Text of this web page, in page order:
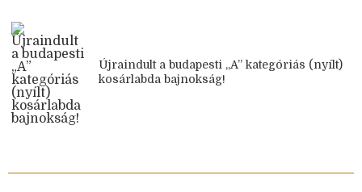
Újraindult a budapesti „A” kategóriás (nyílt)
kosárlabda bajnokság!